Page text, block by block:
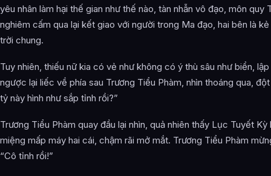
yêu nhân làm hại thế gian như thế nào, tàn nhẫn vô đạo, môn quy
nghiêm cấm qua lại kết giao với người trong Ma đạo, hai bên là
trời chung.
Tuy nhiên, thiếu nữ kia có vẻ như không có ý thù sâu như biển,
ngược lại liếc về phía sau Trương Tiểu Phàm, nhìn thoáng qua,
tỷ này hình như sắp tỉnh rồi?”
Trương Tiểu Phàm quay đầu lại nhìn, quả nhiên thấy Lục Tuyết
miệng mấp máy hai cái, chậm rãi mở mắt. Trương Tiểu Phàm
“Cô tỉnh rồi!”